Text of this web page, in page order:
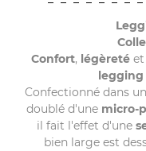
Confort, légèreté et
Confectionné dans un
doublé d'une micro-
il fait l'effet d'une
bien large est